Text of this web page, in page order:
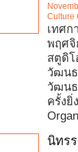
Culture
เทศก
พฤศจิ
สตูดิ
วัฒน
วัฒนธ
ครั้งยิ่
นิทร